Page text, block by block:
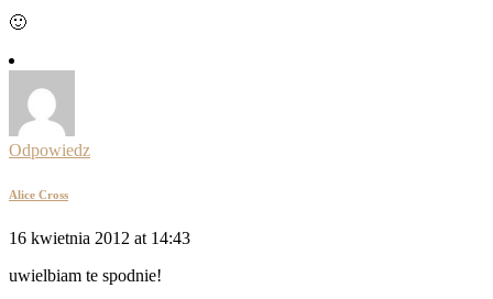
🙂
Odpowiedz
Alice Cross
16 kwietnia 2012 at 14:43
uwielbiam te spodnie!